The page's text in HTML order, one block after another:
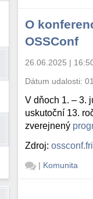
O
OSSConf
26.06.2025 |
Dátum udalosti:
V dňoch 1. – 3.
uskutoční 13.
zverejnený
Zdroj:
| Komunita